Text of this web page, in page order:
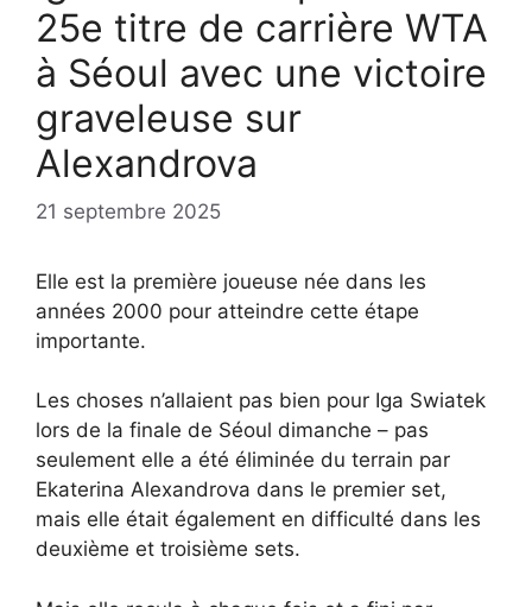
25e titre de carrière WTA
à Séoul avec une victoire
graveleuse sur
Alexandrova
21 septembre 2025
Elle est la première joueuse née dans les
années 2000 pour atteindre cette étape
importante.
Les choses n’allaient pas bien pour Iga Swiatek
lors de la finale de Séoul dimanche – pas
seulement elle a été éliminée du terrain par
Ekaterina Alexandrova dans le premier set,
mais elle était également en difficulté dans les
deuxième et troisième sets.